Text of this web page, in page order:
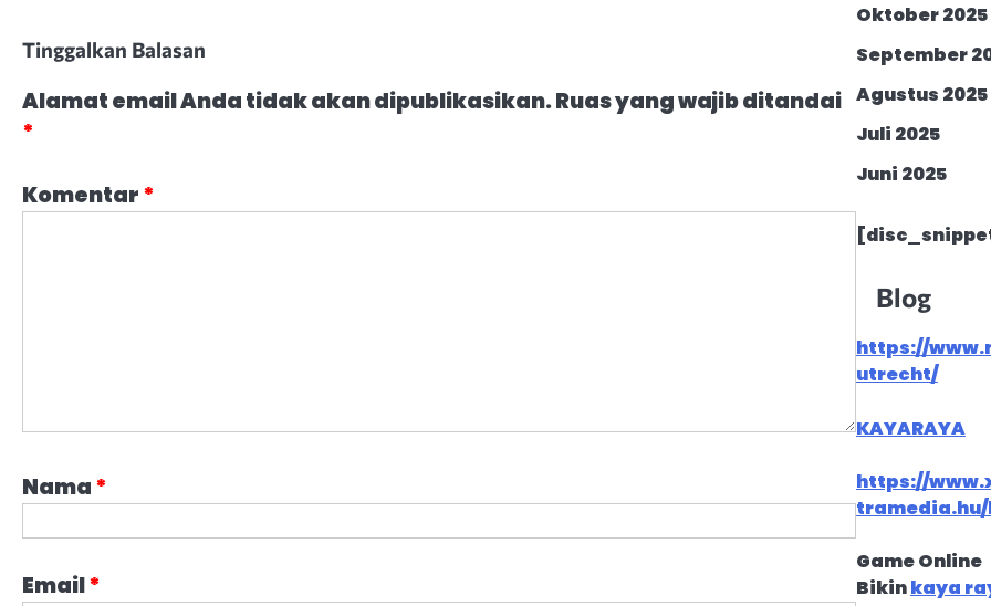
Tinggalkan Balasan
Alamat email Anda tidak akan dipublikasikan.Ruas yang wajib ditandai
*
Komentar*
Nama*
Email*
Oktober 2025
September
Agustus 2025
Juli 2025
Juni 2025
Blog
https://
utrecht/
KAYARAYA
https://
Game Online
Bikinkaya